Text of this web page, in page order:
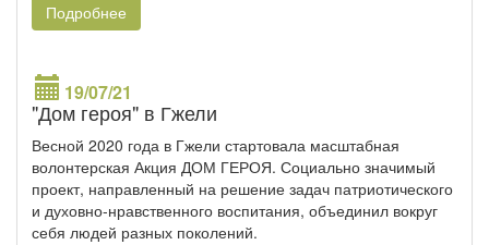
Подробнее
19/07/21
"Дом героя" в Гжели
Весной 2020 года в Гжели стартовала масштабная
волонтерская Акция ДОМ ГЕРОЯ. Социально значимый
проект, направленный на решение задач патриотического
и духовно-нравственного воспитания, объединил вокруг
себя людей разных поколений.